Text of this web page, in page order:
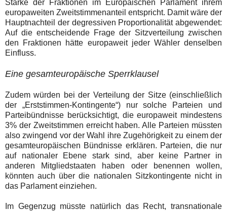
Stärke der Fraktionen im Europäischen Parlament ihrem
europaweiten Zweitstimmenanteil entspricht. Damit wäre der
Hauptnachteil der degressiven Proportionalität abgewendet:
Auf die entscheidende Frage der Sitzverteilung zwischen
den Fraktionen hätte europaweit jeder Wähler denselben
Einfluss.
Eine gesamteuropäische Sperrklausel
Zudem würden bei der Verteilung der Sitze (einschließlich
der „Erststimmen-Kontingente“) nur solche Parteien und
Parteibündnisse berücksichtigt, die europaweit mindestens
3% der Zweitstimmen erreicht haben. Alle Parteien müssten
also zwingend vor der Wahl ihre Zugehörigkeit zu einem der
gesamteuropäischen Bündnisse erklären. Parteien, die nur
auf nationaler Ebene stark sind, aber keine Partner in
anderen Mitgliedstaaten haben oder benennen wollen,
könnten auch über die nationalen Sitzkontingente nicht in
das Parlament einziehen.
Im Gegenzug müsste natürlich das Recht, transnationale